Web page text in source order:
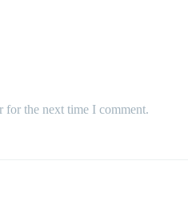
for the next time I comment.